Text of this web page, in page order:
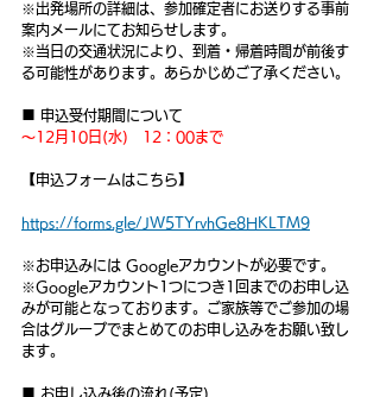
※出発場所の詳細は、参加確定者にお送りする事前
案内メールにてお知らせします。
※当日の交通状況により、到着・帰着時間が前後す
る可能性があります。あらかじめご了承ください。
■ 申込受付期間について
～12月10日(水)　12：00まで
【申込フォームはこちら】
https://forms.gle/JW5TYrvhGe8HKLTM9
※お申込みには Googleアカウントが必要です。
※Googleアカウント1つにつき1回までのお申し込
みが可能となっております。ご家族等でご参加の場
合はグループでまとめてのお申し込みをお願い致し
ます。
■ お申し込み後の流れ(予定)